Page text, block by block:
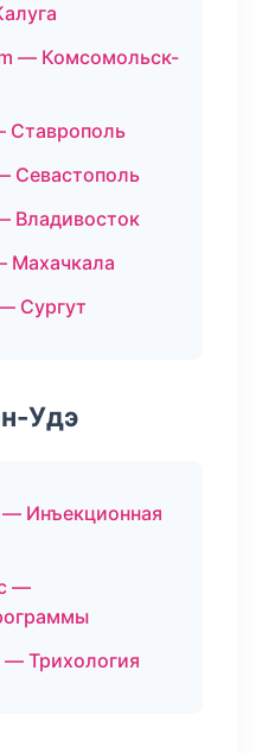
— Комсомольск-
Ставрополь
Севастополь
Владивосток
Махачкала
Сургут
Удэ
Инъекционная
—
— Трихология